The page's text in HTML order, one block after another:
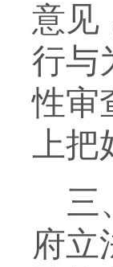
意见
行与
性审
上
三
府立